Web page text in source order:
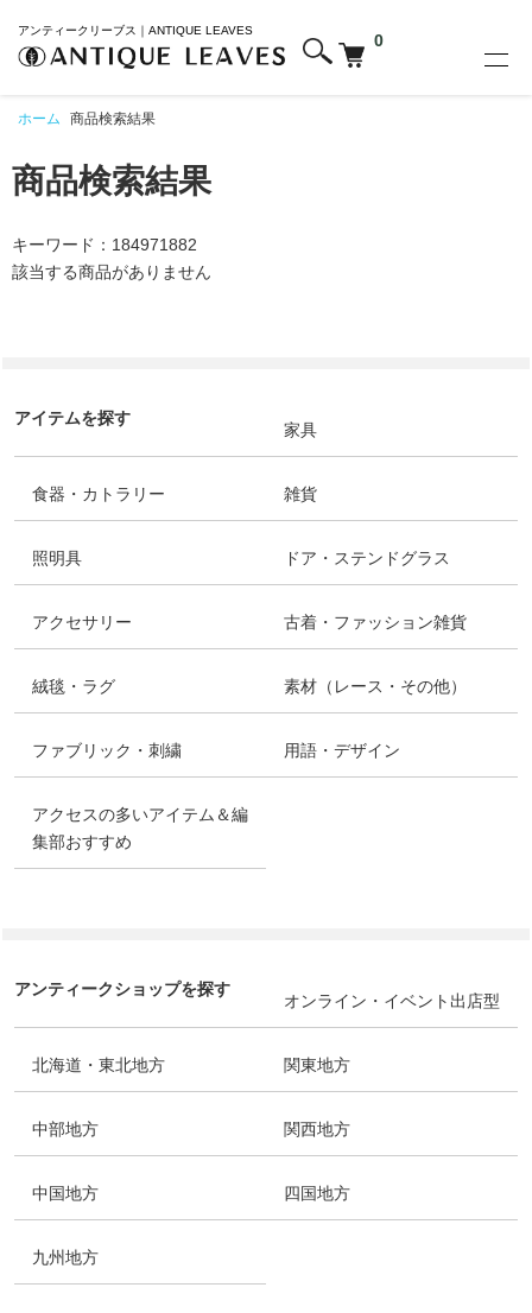
アンティークリーブス｜ANTIQUE LEAVES
0
ホーム 商品検索結果
商品検索結果
キーワード：184971882
該当する商品がありません
アイテムを探す
家具
食器・カトラリー 雑貨
照明具 ドア・ステンドグラス
アクセサリー 古着・ファッション雑貨
絨毯・ラグ 素材（レース・その他）
ファブリック・刺繍 用語・デザイン
アクセスの多いアイテム＆編
集部おすすめ
アンティークショップを探す
オンライン・イベント出店型
北海道・東北地方 関東地方
中部地方 関西地方
中国地方 四国地方
九州地方